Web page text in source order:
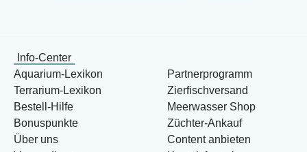
Info-Center
Aquarium-Lexikon
Terrarium-Lexikon
Bestell-Hilfe
Bonuspunkte
Über uns
Partnerprogramm
Zierfischversand
Meerwasser Shop
Züchter-Ankauf
Content anbieten